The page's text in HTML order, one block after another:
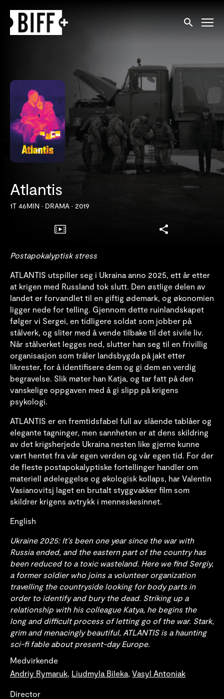
Tilgjengelighetslenker
Søk
Atlantis
1T 46MIN • DRAMA • 2019
Postapokalyptisk stress
ATLANTIS utspiller seg i Ukraina anno 2025, ett år etter
at krigen med Russland tok slutt. Den østlige delen av
landet er forvandlet til en giftig ødemark, og økonomien
ligger nede for telling. Gjennom dette ruinlandskapet
følger vi Sergei, en tidligere soldat som jobber på
stålverk, og sliter med å vende tilbake til det sivile liv.
Når stålverket legges ned, slutter han seg til en frivillig
organisasjon som tråler landsbygda på jakt etter
likrester, for å identifisere dem og gi dem en verdig
begravelse. Slik møter han Katja, og tar fatt på den
vanskelige oppgaven med å gi slipp på krigens
psykologi.
ATLANTIS er en fremtidsfabel full av slående tablåer og
elegante tagninger, men sannheten er at dens skildring
av det krigsherjede Ukraina nesten like gjerne kunne
vært hentet fra vår egen verden og vår egen tid. For der
de fleste postapokalyptiske fortellinger handler om
materiell ødeleggelse og økologisk kollaps, har Valentin
Vasianovitsj laget en brutalt styggvakker film som
skildrer krigens avtrykk i menneskesinnet.
English
Ukraine 2025: It’s been one year since the war with
Russia ended, and the eastern part of the country has
been reduced to a toxic wasteland. Here we find Sergiy,
a former soldier who joins a volunteer organization
travelling the countryside looking for body parts in
order to identify and bury the dead. Striking up a
relationship with his colleague Katya, he begins the
long and difficult process of letting go of the war. Stark,
grim and menacingly beautiful, ATLANTIS is a haunting
sci-fi fable about present-day Europe.
Medvirkende
Andriy Rymaruk Liudmyla Bileka Vasyl Antoniak
Director